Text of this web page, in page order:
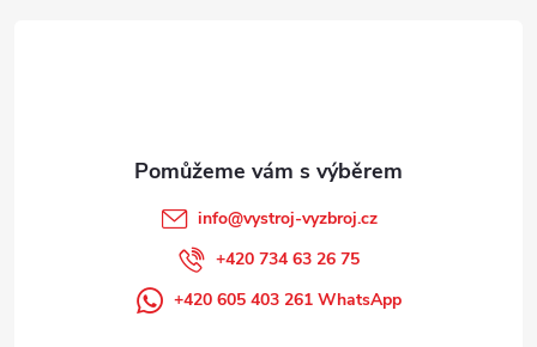
info@vystroj-vyzbroj.cz
+420 734 63 26 75
+420 605 403 261 WhatsApp